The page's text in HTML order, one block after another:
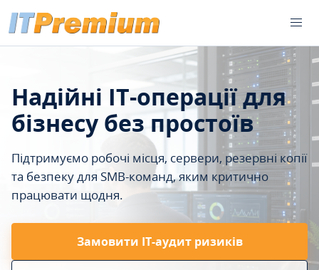
Надійні IT-операції для
бізнесу без простоїв
Підтримуємо робочі місця, сервери, резервні копії
та безпеку для SMB-команд, яким критично
працювати щодня.
Замовити ІТ-аудит ризиків